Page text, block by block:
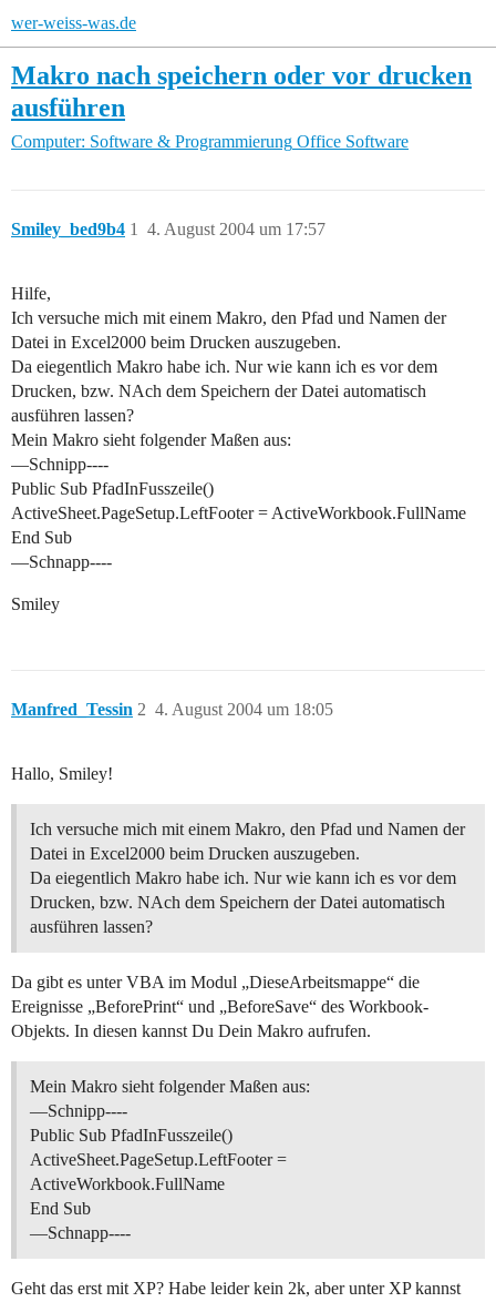
wer-weiss-was.de
Makro nach speichern oder vor drucken
ausführen
Computer: Software & Programmierung Office Software
Smiley_bed9b4 4. August 2004 um 17:57
1
Hilfe,
Ich versuche mich mit einem Makro, den Pfad und Namen der
Datei in Excel2000 beim Drucken auszugeben.
Da eiegentlich Makro habe ich. Nur wie kann ich es vor dem
Drucken, bzw. NAch dem Speichern der Datei automatisch
ausführen lassen?
Mein Makro sieht folgender Maßen aus:
—Schnipp----
Public Sub PfadInFusszeile()
ActiveSheet.PageSetup.LeftFooter = ActiveWorkbook.FullName
End Sub
—Schnapp----
Smiley
Manfred_Tessin 4. August 2004 um 18:05
2
Hallo, Smiley!
Ich versuche mich mit einem Makro, den Pfad und Namen der
Datei in Excel2000 beim Drucken auszugeben.
Da eiegentlich Makro habe ich. Nur wie kann ich es vor dem
Drucken, bzw. NAch dem Speichern der Datei automatisch
ausführen lassen?
Da gibt es unter VBA im Modul „DieseArbeitsmappe“ die
Ereignisse „BeforePrint“ und „BeforeSave“ des Workbook-
Objekts. In diesen kannst Du Dein Makro aufrufen.
Mein Makro sieht folgender Maßen aus:
—Schnipp----
Public Sub PfadInFusszeile()
ActiveSheet.PageSetup.LeftFooter =
ActiveWorkbook.FullName
End Sub
—Schnapp----
Geht das erst mit XP? Habe leider kein 2k, aber unter XP kannst